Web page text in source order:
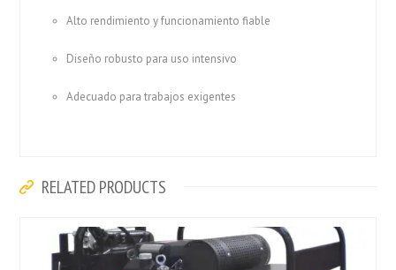
Alto rendimiento y funcionamiento fiable
Diseño robusto para uso intensivo
Adecuado para trabajos exigentes
RELATED PRODUCTS